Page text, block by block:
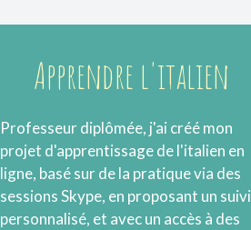
Apprendre l'italien
Professeur diplômée, j'ai créé mon
projet d'apprentissage de l'italien en
ligne, basé sur de la pratique via des
sessions Skype, en proposant un suivi
personnalisé, et avec un accès à des